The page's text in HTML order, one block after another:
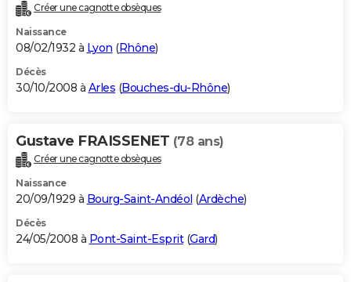
Créer une cagnotte obsèques
Naissance
08/02/1932 à Lyon (Rhône)
Décès
30/10/2008 à Arles (Bouches-du-Rhône)
Gustave FRAISSENET (78 ans)
Créer une cagnotte obsèques
Naissance
20/09/1929 à Bourg-Saint-Andéol (Ardèche)
Décès
24/05/2008 à Pont-Saint-Esprit(Gard)